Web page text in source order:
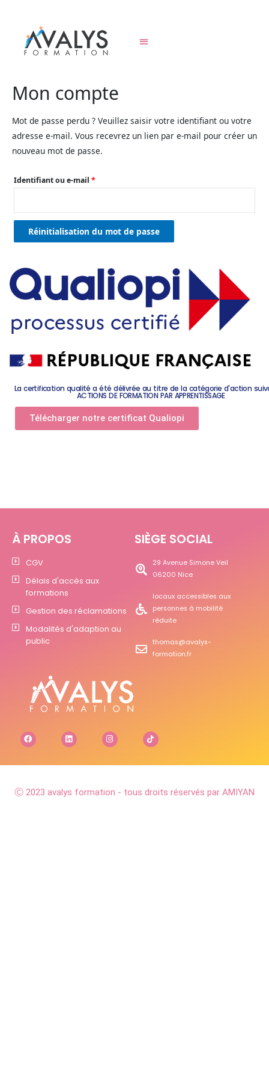
Mon compte
Mot de passe perdu ? Veuillez saisir votre identifiant ou votre
adresse e-mail. Vous recevrez un lien par e-mail pour créer un
nouveau mot de passe.
Identifiant ou e-mail *
Réinitialisation du mot de passe
La certification qualité a été délivrée au titre de la catégorie d'action
ACTIONS DE FORMATION PAR APPRENTISSAGE
Télécharger notre certificat Qualiopi
À PROPOS
CGV
Délais d'accès aux
formations
Gestion des réclamations
Modalités d'adaption au
public
SIÈGE SOCIAL
29 Avenue Simone Veil
06200 Nice
locaux accessibles aux
personnes à mobilité
réduite
thomas@avalys-
formation.fr
Ⓒ 2023 avalys formation - tous droits réservés par AMIYAN